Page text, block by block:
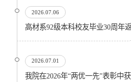
2026.07.06
高材系92级本科校友毕业30周年
2026.07.01
我院在2026年“两优一先”表彰中